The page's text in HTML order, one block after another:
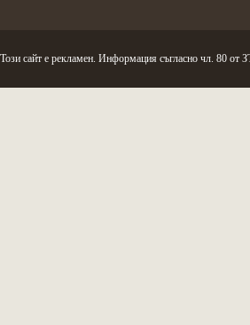
Този сайт е рекламен. Информация съгласно чл. 80 от